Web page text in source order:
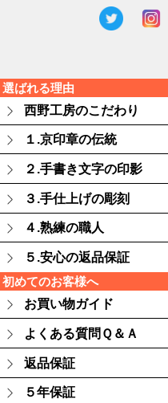
選ばれる理由
西野工房のこだわり
１.京印章の伝統
２.手書き文字の印影
３.手仕上げの彫刻
４.熟練の職人
５.安心の返品保証
初めてのお客様へ
お買い物ガイド
よくある質問Ｑ＆Ａ
返品保証
５年保証